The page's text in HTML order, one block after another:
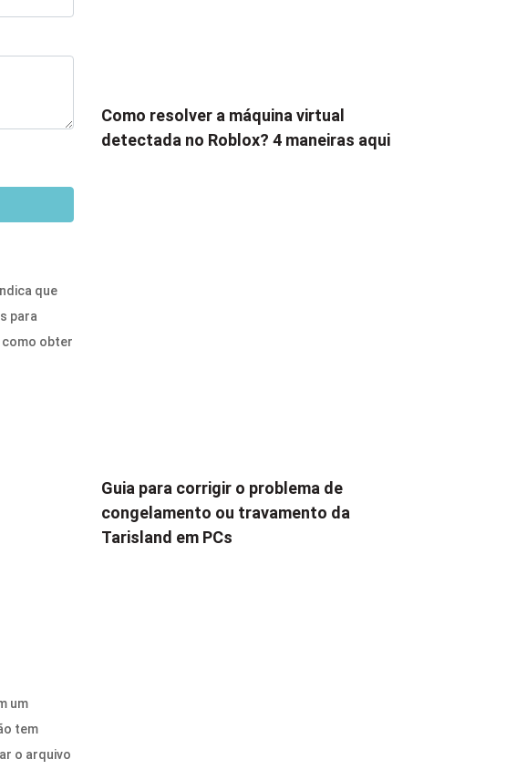
que
para
como obter
um
tem
o arquivo
Como resolver a máquina virtual
detectada no Roblox? 4 maneiras aqui
Guia para corrigir o problema de
congelamento ou travamento da
Tarisland em PCs